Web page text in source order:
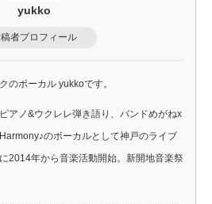
yukko
者プロフィール
のボーカル yukkoです。
アノ&ウクレレ弾き語り、バンドめがねx
のボーカルとして神戸のライブ
2014年から音楽活動開始。新開地音楽祭